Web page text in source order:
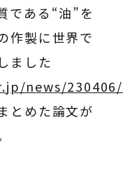
である“油”を
作製に世界で
ました
news/230406/
とめた論文が